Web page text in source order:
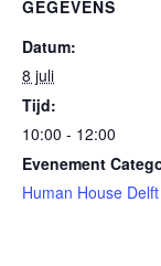
GEGEVENS
Datum:
8 juli
Tijd:
10:00 - 12:00
Evenement
Human House Delft